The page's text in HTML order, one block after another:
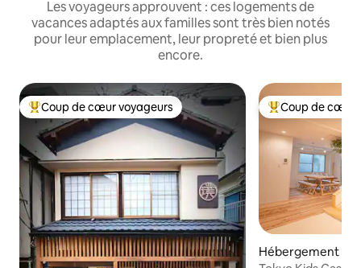
Les voyageurs approuvent : ces logements de
vacances adaptés aux familles sont très bien notés
pour leur emplacement, leur propreté et bien plus
encore.
Coups de cœur voyageurs les plus appréciés
Coup de cœur voyageurs Coups de cœur
Coup de cœur
Hébergement ⋅